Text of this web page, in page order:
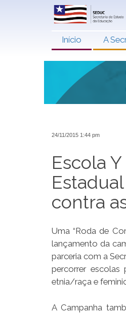
Início A
24/11/2015 1:44 pm
Escola
contra
Uma “Roda de
lançamento da
parceria com a
percorrer
etnia/raça e
A Campanha